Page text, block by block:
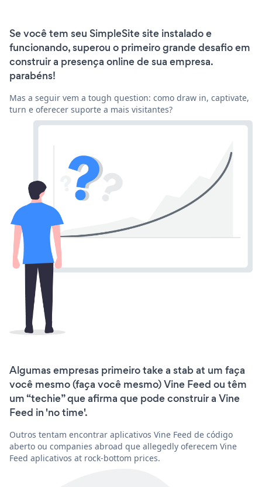
Se você tem seu SimpleSite site instalado e
funcionando, superou o primeiro grande desafio em
construir a presença online de sua empresa.
parabéns!
Mas a seguir vem a tough question: como draw in, captivate,
turn e oferecer suporte a mais visitantes?
Algumas empresas primeiro take a stab at um faça
você mesmo (faça você mesmo) Vine Feed ou têm
um “techie” que afirma que pode construir a Vine
Feed in 'no time'.
Outros tentam encontrar aplicativos Vine Feed de código
aberto ou companies abroad que allegedly oferecem Vine
Feed aplicativos at rock-bottom prices.